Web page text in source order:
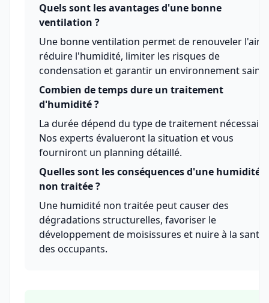
Quels sont les avantages d'une bonne
ventilation ?
Une bonne ventilation permet de renouveler l'air,
réduire l'humidité, limiter les risques de
condensation et garantir un environnement sain.
Combien de temps dure un traitement
d'humidité ?
La durée dépend du type de traitement
Nos experts évalueront la situation et vous
fourniront un planning détaillé.
Quelles sont les conséquences d'une humidité
non traitée ?
Une humidité non traitée peut causer des
dégradations structurelles, favoriser le
développement de moisissures et nuire à la santé
des occupants.